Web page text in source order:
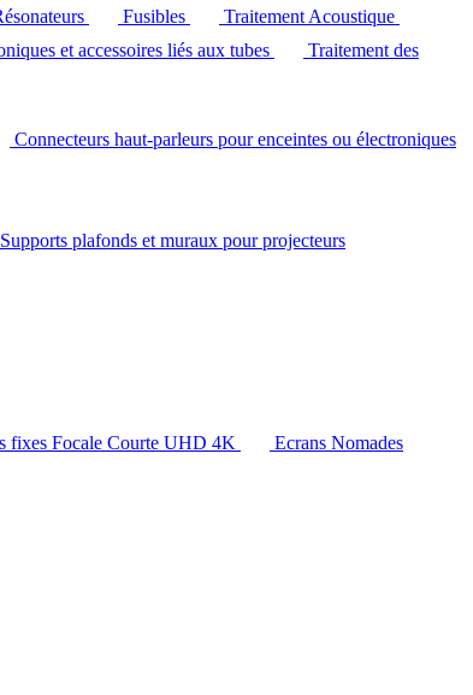
Fusibles
Traitement Acoustique
et accessoires liés aux tubes
Traitement des
Connecteurs haut-parleurs pour enceintes ou électroniques
Supports plafonds et muraux pour projecteurs
fixes Focale Courte UHD 4K
Ecrans Nomades